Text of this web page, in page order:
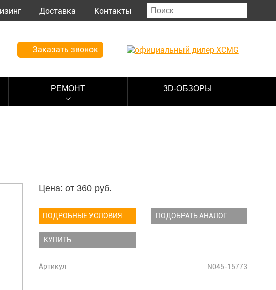
Доставка Контакты
Заказать звонок
РЕМОНТ 3D-ОБЗОРЫ
Цена: от 360 руб.
ПОДРОБНЫЕ УСЛОВИЯ ПОДОБРАТЬ АНАЛОГ
КУПИТЬ
Артикул N045-15773